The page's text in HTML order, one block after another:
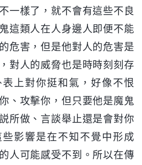
一樣了，就不會有這些不良
這類人在人身邊人即便不能
危害，但是他對人的危害是
對人的威脅也是時時刻刻存
上對你挺和氣，好像不恨
、攻擊你，但只要他是魔鬼
所做、言談舉止還是會對你
影響是在不知不覺中形成
人可能感受不到。所以在傳